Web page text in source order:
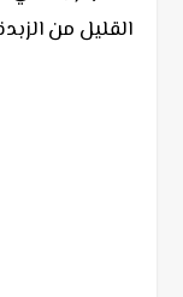
القليل من